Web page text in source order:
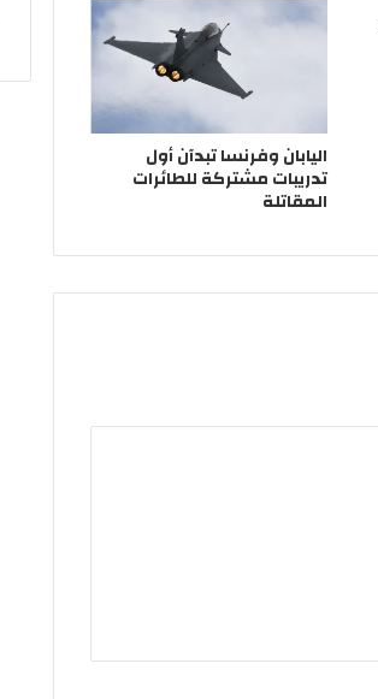
اليابان وفرنسا تبدآن أول
تدريبات مشتركة للطائرات
المقاتلة